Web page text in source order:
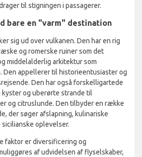
til stigningen i passagerer.
bare en "varm" destination
sig ud over vulkanen. Den har en rig
og romerske ruiner som det
middelalderlig arkitektur som
Den appellerer til historieentusiaster og
Den har også forskelligartede
kyster og uberørte strande til
og citruslunde. Den tilbyder en række
der søger afslapning, kulinariske
oplevelser.
faktor er diversificering og
af udvidelsen af flyselskaber,